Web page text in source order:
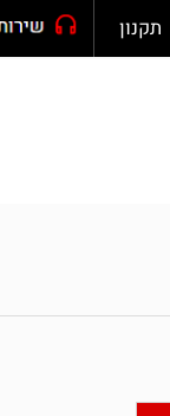
תקנון